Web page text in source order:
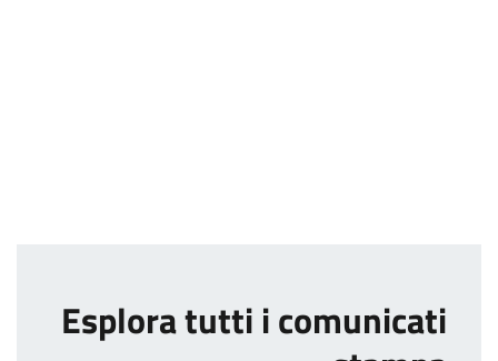
Esplora tutti i comunicati